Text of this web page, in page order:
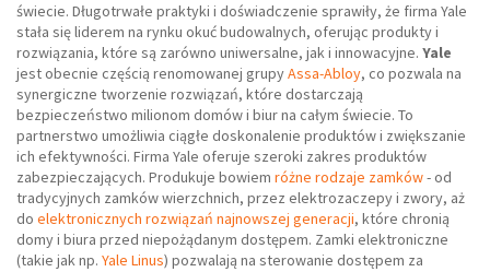
świecie. Długotrwałe praktyki i doświadczenie sprawiły, że firma Yale
stała się liderem na rynku okuć budowalnych, oferując produkty i
rozwiązania, które są zarówno uniwersalne, jak i innowacyjne. Yale
jest obecnie częścią renomowanej grupyAssa-Abloy, co pozwala na
synergiczne tworzenie rozwiązań, które dostarczają
bezpieczeństwo milionom domów i biur na całym świecie. To
partnerstwo umożliwia ciągłe doskonalenie produktów i zwiększanie
ich efektywności. Firma Yale oferuje szeroki zakres produktów
zabezpieczających. Produkuje bowiem różne rodzaje zamków- od
tradycyjnych zamków wierzchnich, przez elektrozaczepy i zwory, aż
do elektronicznych rozwiązań najnowszej generacji, które chronią
domy i biura przed niepożądanym dostępem. Zamki elektroniczne
(takie jak np. Yale Linus) pozwalają na sterowanie dostępem za